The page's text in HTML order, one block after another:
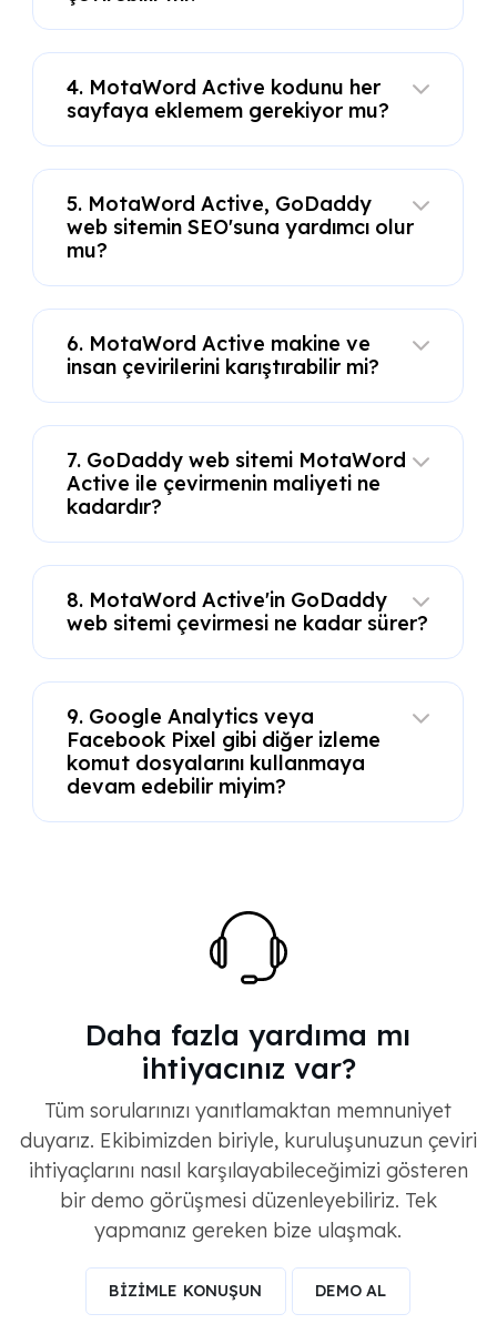
4. MotaWord Active kodunu her
sayfaya eklemem gerekiyor mu?
5. MotaWord Active, GoDaddy
web sitemin SEO'suna yardımcı olur
mu?
6. MotaWord Active makine ve
insan çevirilerini karıştırabilir mi?
7. GoDaddy web sitemi MotaWord
Active ile çevirmenin maliyeti ne
kadardır?
8. MotaWord Active'in GoDaddy
web sitemi çevirmesi ne kadar sürer?
9. Google Analytics veya
Facebook Pixel gibi diğer izleme
komut dosyalarını kullanmaya
devam edebilir miyim?
Daha fazla yardıma mı
ihtiyacınız var?
Tüm sorularınızı yanıtlamaktan memnuniyet
duyarız. Ekibimizden biriyle, kuruluşunuzun çeviri
ihtiyaçlarını nasıl karşılayabileceğimizi gösteren
bir demo görüşmesi düzenleyebiliriz. Tek
yapmanız gereken bize ulaşmak.
BİZİMLE KONUŞUN DEMO AL